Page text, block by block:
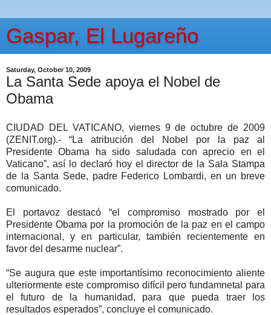
Gaspar, El Lugareño
Saturday, October 10, 2009
La Santa Sede apoya el Nobel de
Obama
CIUDAD DEL VATICANO, viernes 9 de octubre de 2009
(ZENIT.org).- “La atribución del Nobel por la paz al
Presidente Obama ha sido saludada con aprecio en el
Vaticano”, así lo declaró hoy el director de la Sala Stampa
de la Santa Sede, padre Federico Lombardi, en un breve
comunicado.
El portavoz destacó “el compromiso mostrado por el
Presidente Obama por la promoción de la paz en el campo
internacional, y en particular, también recientemente en
favor del desarme nuclear”.
“Se augura que este importantísimo reconocimiento aliente
ulteriormente este compromiso difícil pero fundamnetal para
el futuro de la humanidad, para que pueda traer los
resultados esperados”, concluye el comunicado.